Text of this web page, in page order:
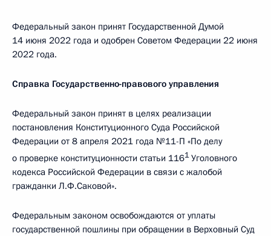
Федеральный закон принят Государственной Думой
14 июня 2022 года и одобрен Советом Федерации 22 июня
2022 года.
Справка Государственно-правового управления
Федеральный закон принят в целях реализации
постановления Конституционного Суда Российской
Федерации от 8 апреля 2021 года №11-П «По делу
о проверке конституционности статьи 1161Уголовного
кодекса Российской Федерации в связи с жалобой
гражданки Л.Ф.Саковой».
Федеральным законом освобождаются от уплаты
государственной пошлины при обращении в Верховный Суд